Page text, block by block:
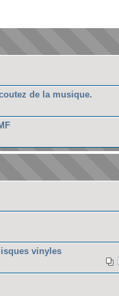
de la musique.
vinyles